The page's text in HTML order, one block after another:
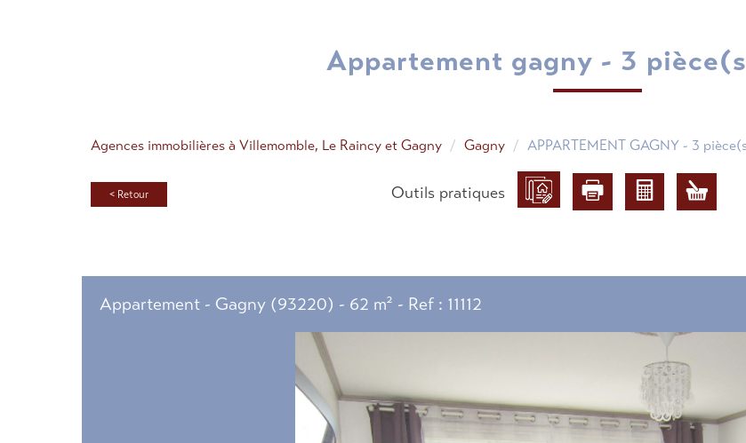
appartement gagny - 3
Agences immobilières à Villemomble, Le Raincy et Gagny Gagny APPARTEMENT GAGNY - 3
< Retour Outils pratiques
Appartement - Gagny (93220) - 62 m² - Ref : 11112